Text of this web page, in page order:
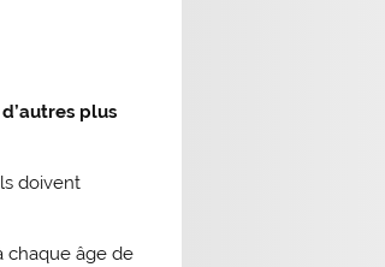
plus
doivent
chaque âge de